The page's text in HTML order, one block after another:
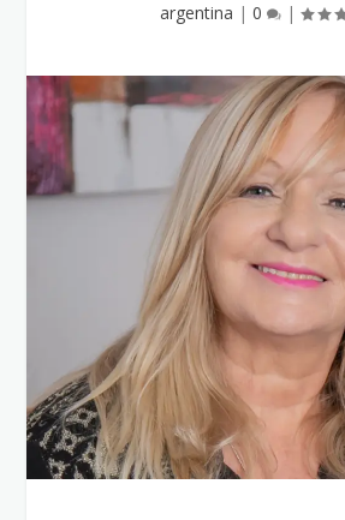
argentina | 0 |